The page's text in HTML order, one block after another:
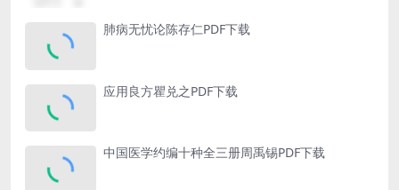
肺病无忧论陈存仁PDF下载
应用良方瞿兑之PDF下载
中国医学约编十种全三册周禹锡PDF下载